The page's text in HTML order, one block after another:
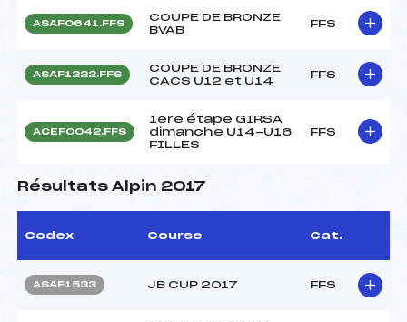
ASAF0641.FFS
COUPE DE BRONZE
BVAB
FFS
ASAF1222.FFS
COUPE DE BRONZE
CACS U12 et U14
FFS
ACEF0042.FFS
1ere étape GIRSA
dimanche U14-U16
FILLES
FFS
Résultats Alpin 2017
Codex Course Cat.
ASAF1533 JB CUP 2017 FFS